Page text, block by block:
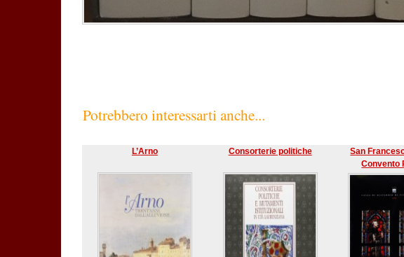
Potrebbero interessarti anche...
L’Arno Consorterie politiche
San
Convento